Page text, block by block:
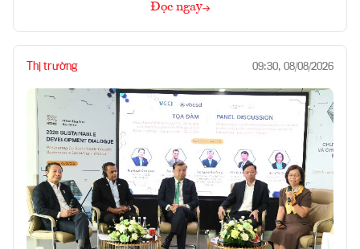
Đọc ngay
Thị trường 09:30, 08/08/2026